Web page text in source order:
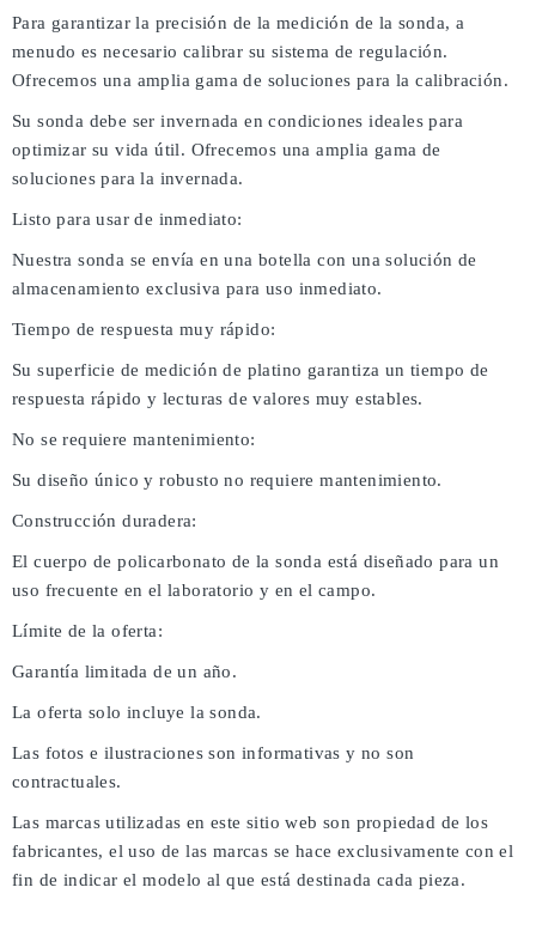
Para garantizar la precisión de la medición de la sonda, a
menudo es necesario calibrar su sistema de regulación.
Ofrecemos una amplia gama de soluciones para la calibración.
Su sonda debe ser invernada en condiciones ideales para
optimizar su vida útil. Ofrecemos una amplia gama de
soluciones para la invernada.
Listo para usar de inmediato:
Nuestra sonda se envía en una botella con una solución de
almacenamiento exclusiva para uso inmediato.
Tiempo de respuesta muy rápido:
Su superficie de medición de platino garantiza un tiempo de
respuesta rápido y lecturas de valores muy estables.
No se requiere mantenimiento:
Su diseño único y robusto no requiere mantenimiento.
Construcción duradera:
El cuerpo de policarbonato de la sonda está diseñado para un
uso frecuente en el laboratorio y en el campo.
Límite de la oferta:
Garantía limitada de un año.
La oferta solo incluye la sonda.
Las fotos e ilustraciones son informativas y no son
contractuales.
Las marcas utilizadas en este sitio web son propiedad de los
fabricantes, el uso de las marcas se hace exclusivamente con el
fin de indicar el modelo al que está destinada cada pieza.